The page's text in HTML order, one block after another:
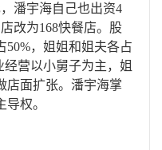
潘宇海自己也出资4
改为168快餐店。股
50%，姐姐和姐夫各占
经营以小舅子为主，姐
店面扩张。潘宇海掌
权。